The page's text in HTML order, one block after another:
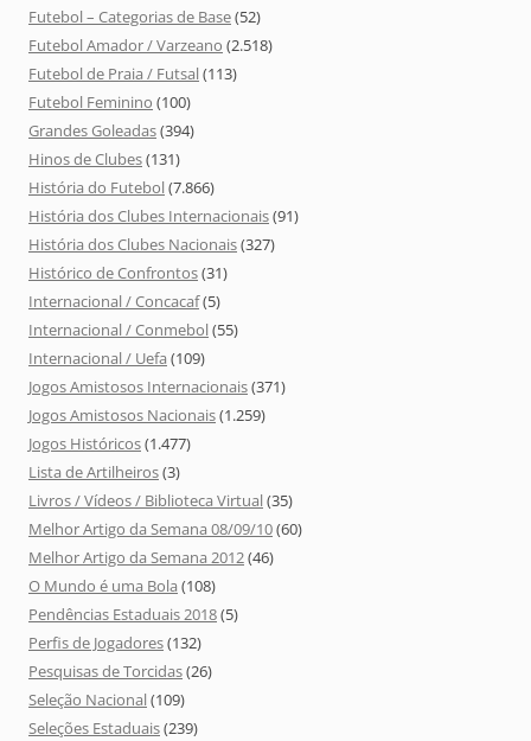
Futebol – Categorias de Base(52)
Futebol Amador / Varzeano (2.518)
Futebol de Praia / Futsal(113)
Futebol Feminino (100)
Grandes Goleadas(394)
Hinos de Clubes(131)
História do Futebol(7.866)
História dos Clubes Internacionais(91)
História dos Clubes Nacionais(327)
Histórico de Confrontos(31)
Internacional / Concacaf(5)
Internacional / Conmebol(55)
Internacional / Uefa (109)
Jogos Amistosos Internacionais(371)
Jogos Amistosos Nacionais(1.259)
Jogos Históricos(1.477)
Lista de Artilheiros(3)
Livros / Vídeos / Biblioteca Virtual(35)
Melhor Artigo da Semana 08/09/10(60)
Melhor Artigo da Semana 2012(46)
O Mundo é uma Bola (108)
Pendências Estaduais 2018(5)
Perfis de Jogadores(132)
Pesquisas de Torcidas(26)
Seleção Nacional(109)
Seleções Estaduais(239)